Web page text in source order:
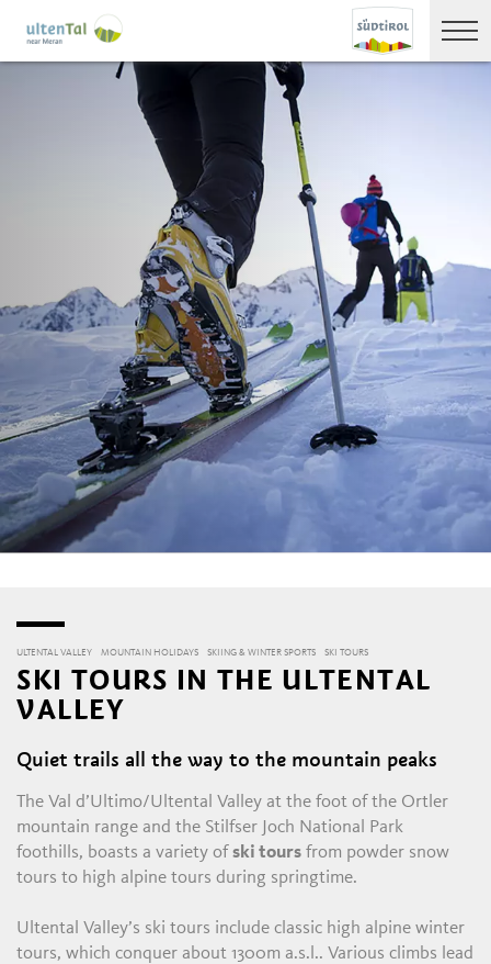
ULTENTAL VALLEY MOUNTAIN HOLIDAYS SKIING & WINTER SPORTS SKI TOURS
SKI TOURS IN THE ULTENTAL
VALLEY
Quiet trails all the way to the mountain peaks
The Val d’Ultimo/Ultental Valley at the foot of the Ortler
mountain range and the Stilfser Joch National Park
foothills, boasts a variety ofski tours from powder snow
tours to high alpine tours during springtime.
Ultental Valley’s ski tours include classic high alpine winter
tours, which conquer about 1300m a.s.l.. Various climbs lead